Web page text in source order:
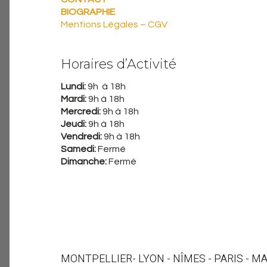
BIOGRAPHIE
Mentions Légales – CGV
Horaires d’Activité
Lundi:9h à 18h
Mardi:9h à 18h
Mercredi:9h à 18h
Jeudi:9h à 18h
Vendredi:9h à 18h
Samedi:Fermé
Dimanche:Fermé
MONTPELLIER- LYON - NÎMES - PARIS -